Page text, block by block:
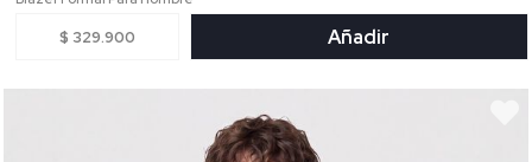
$ 329.900 Añadir